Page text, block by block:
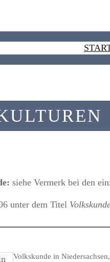
siehe Vermerk bei den
unter dem Titel
Volkskunde in